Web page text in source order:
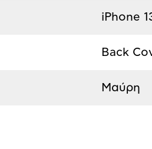
iPhone
Back
Μαύρη